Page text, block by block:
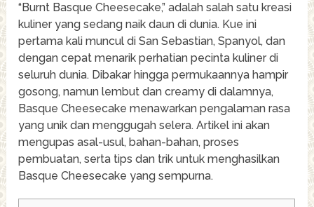
“Burnt Basque Cheesecake,” adalah salah satu kreasi
kuliner yang sedang naik daun di dunia. Kue ini
pertama kali muncul di San Sebastian, Spanyol, dan
dengan cepat menarik perhatian pecinta kuliner di
seluruh dunia. Dibakar hingga permukaannya hampir
gosong, namun lembut dan creamy di dalamnya,
Basque Cheesecake menawarkan pengalaman rasa
yang unik dan menggugah selera. Artikel ini akan
mengupas asal-usul, bahan-bahan, proses
pembuatan, serta tips dan trik untuk menghasilkan
Basque Cheesecake yang sempurna.